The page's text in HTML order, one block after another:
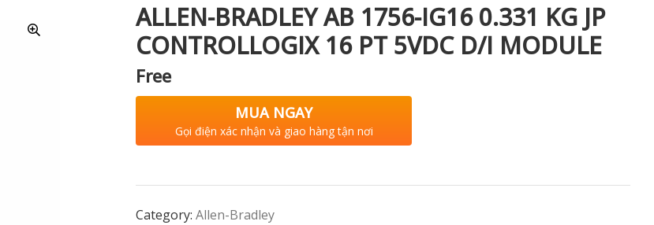
ALLEN-BRADLEY AB 1756-IG16 0.331 KG JP
CONTROLLOGIX 16 PT 5VDC D/I MODULE
Free
MUA NGAY
Gọi điện xác nhận và giao hàng tận nơi
Category: Allen-Bradley